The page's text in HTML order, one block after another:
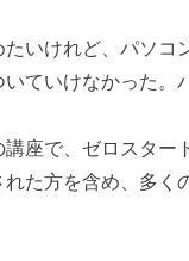
いけれど、パソコ
ていけなかった
座で、ゼロスター
た方を含め、多く